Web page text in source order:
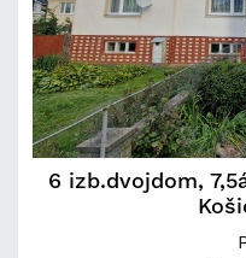
6 izb.dvojdom,